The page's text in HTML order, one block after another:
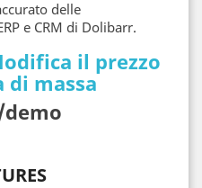
delle
e CRM di Dolibarr.
il prezzo
di massa